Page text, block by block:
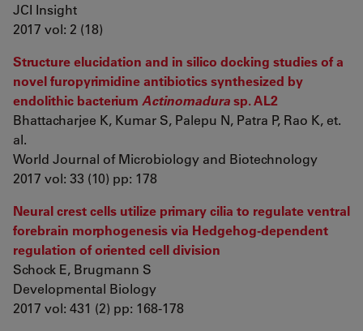
JCI Insight
2017 vol: 2 (18)
Structure elucidation and in silico docking studies of a
novel furopyrimidine antibiotics synthesized by
endolithic bacterium Actinomadurasp. AL2
Bhattacharjee K, Kumar S, Palepu N, Patra P, Rao K, et.
al.
World Journal of Microbiology and Biotechnology
2017 vol: 33 (10) pp: 178
Neural crest cells utilize primary cilia to regulate ventral
forebrain morphogenesis via Hedgehog-dependent
regulation of oriented cell division
Schock E, Brugmann S
Developmental Biology
2017 vol: 431 (2) pp: 168-178